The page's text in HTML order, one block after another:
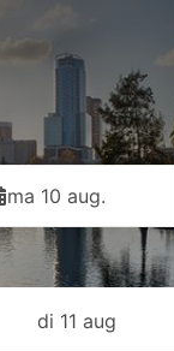
ma 10 aug.
di 11 aug